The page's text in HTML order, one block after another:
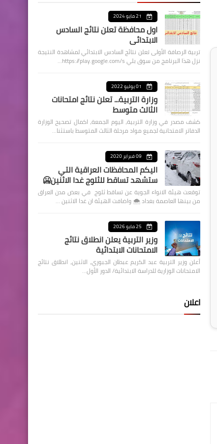
21 مايو 2024
اول محافظة تعلن نتائج السادس
الابتدائي
تربية الرصافة الأولى تعلن نتائج السادس الابتدائي لمشاهدة النتيجة
نزل هذا البرنامج من سوق بلي https://play.google.com/s…
01 يوليو 2022
وزارة التربية... تعلن نتائج امتحانات
الثالث متوسط
كشف مصدر في وزارة التربية، اليوم الجمعة، اكمال تصحيح الوزارة
الدفاتر الامتحانية لجميع مواد مرحلة الثالث المتوسط باستثنا…
09 فبراير 2020
اليكم المحافظات العراقية التي
ستشهد تساقط للثلوج غدا الاثنين🥶
توقعت هيئة الانواء الجوية عن تساقط ثلوج في بعض مدن العراق
من بينها العاصمة بغداد ⁦🌨️⁩ واضافت الهيئة ان غدا الاثنين …
25 مايو 2026
وزير التربية يعلن انطلاق نتائج
الامتحانات الابتدائية
أعلن وزير التربية عبد الكريم عبطان الجبوري، الاثنين، انطلاق نتائج
الامتحانات الوزارية للدراسة الابتدائية/ الدور الأول…
اعلان